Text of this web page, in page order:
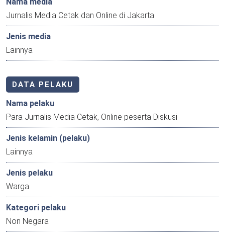
Jurnalis Media Cetak dan Online di Jakarta
Jenis media
Lainnya
DATA PELAKU
Nama pelaku
Para Jurnalis Media Cetak, Online peserta Diskusi
Jenis kelamin (pelaku)
Lainnya
Jenis pelaku
Warga
Kategori pelaku
Non Negara